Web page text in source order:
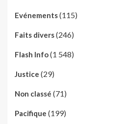
Evénements(115)
Faits divers(246)
Flash Info(1 548)
Justice (29)
Non classé (71)
Pacifique (199)